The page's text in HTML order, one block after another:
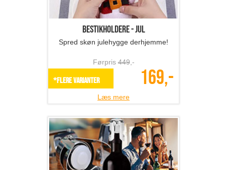
Førpris449,-
*Flere varianter 169,-
Læs mere
Vinpropper i rustfrit st...
Elegante vinpropper i rustfrit stål!